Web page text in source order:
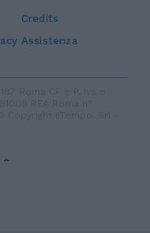
Credits
Assistenza